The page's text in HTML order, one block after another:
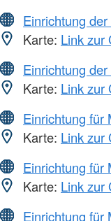
Einrichtung
Karte: Link zur
Einrichtung
Karte: Link zur
Einrichtung für
Karte: Link zur
Einrichtung für
Karte: Link zur
Einrichtung für